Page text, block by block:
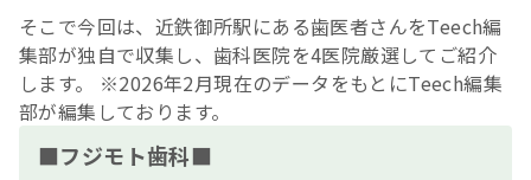
そこで今回は、近鉄御所駅にある歯医者さんをTeech編
集部が独自で収集し、歯科医院を4医院厳選してご紹介
します。 ※2026年2月現在のデータをもとにTeech編集
部が編集しております。
■フジモト歯科■